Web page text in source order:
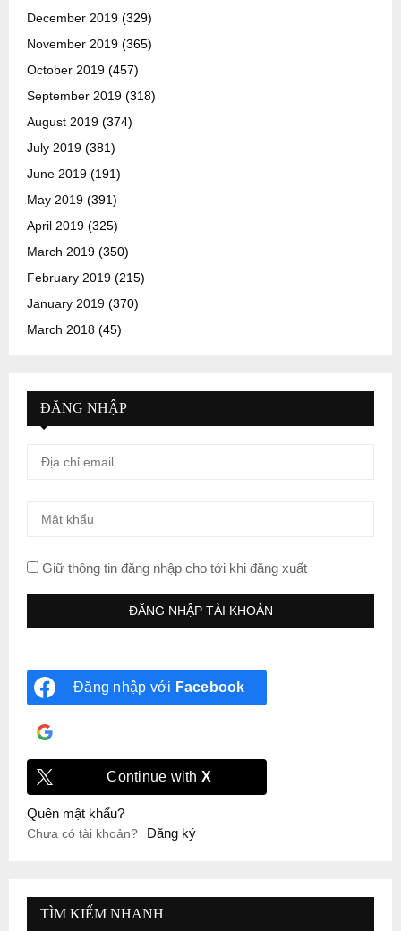
December 2019 (329)
November 2019 (365)
October 2019 (457)
September 2019 (318)
August 2019 (374)
July 2019 (381)
June 2019 (191)
May 2019 (391)
April 2019 (325)
March 2019 (350)
February 2019 (215)
January 2019 (370)
March 2018 (45)
ĐĂNG NHẬP
Giữ thông tin đăng nhập cho tới khi đăng xuất
Đăng nhập với Facebook
Continue with X
Quên mật khẩu?
Chưa có tài khoản? Đăng ký
TÌM KIẾM NHANH